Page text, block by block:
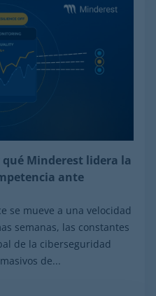
Minderest lidera la
ante
se mueve a una velocidad
semanas, las constantes
de la ciberseguridad
de...